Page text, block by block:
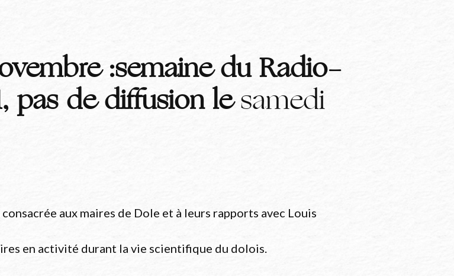
:semaine du Radio-
pas de diffusion le samedi
aux maires de Dole et à leurs rapports avec Louis
en activité durant la vie scientifique du dolois.